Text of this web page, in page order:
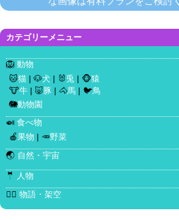
カテゴリーメニュー
🦁 動物
🐱猫 | 🐶犬 | 🐰兎 | 🐵猿
🐮牛 | 🐷豚 | 🐴馬 | 🐦鳥
🐘動物園
🍛 食べ物
🍎果物 | 🥕野菜
🌏 自然・宇宙
🤵
人物
🧜‍♀️ 物語・架空